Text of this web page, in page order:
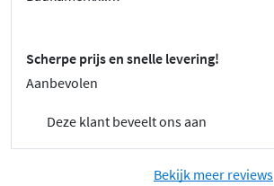
Scherpe prijs en snelle levering!
Aanbevolen
Deze klant beveelt ons aan
Bekijk meer reviews